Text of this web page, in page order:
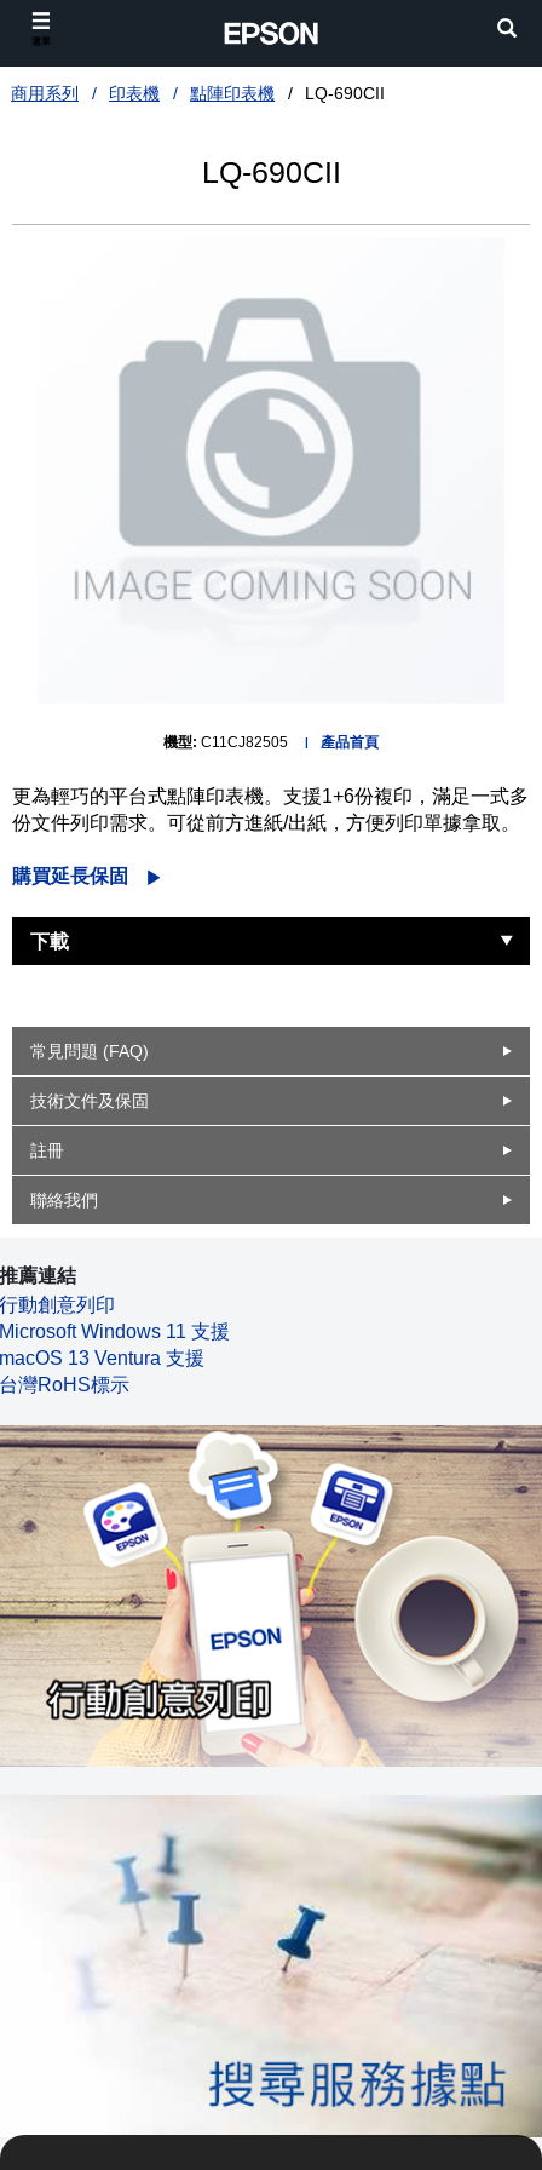
商用系列 印表機 點陣印表機 LQ-690CII
LQ-690CII
機型: C11CJ82505 產品首頁
更為輕巧的平台式點陣印表機。支援1+6份複印，滿足一式多
份文件列印需求。可從前方進紙/出紙，方便列印單據拿取。
購買延長保固
下載
常見問題 (FAQ)
技術文件及保固
註冊
聯絡我們
推薦連結
行動創意列印
Microsoft Windows 11 支援
macOS 13 Ventura 支援
台灣RoHS標示